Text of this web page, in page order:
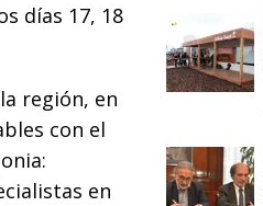
días 17, 18
región, en
con el
en